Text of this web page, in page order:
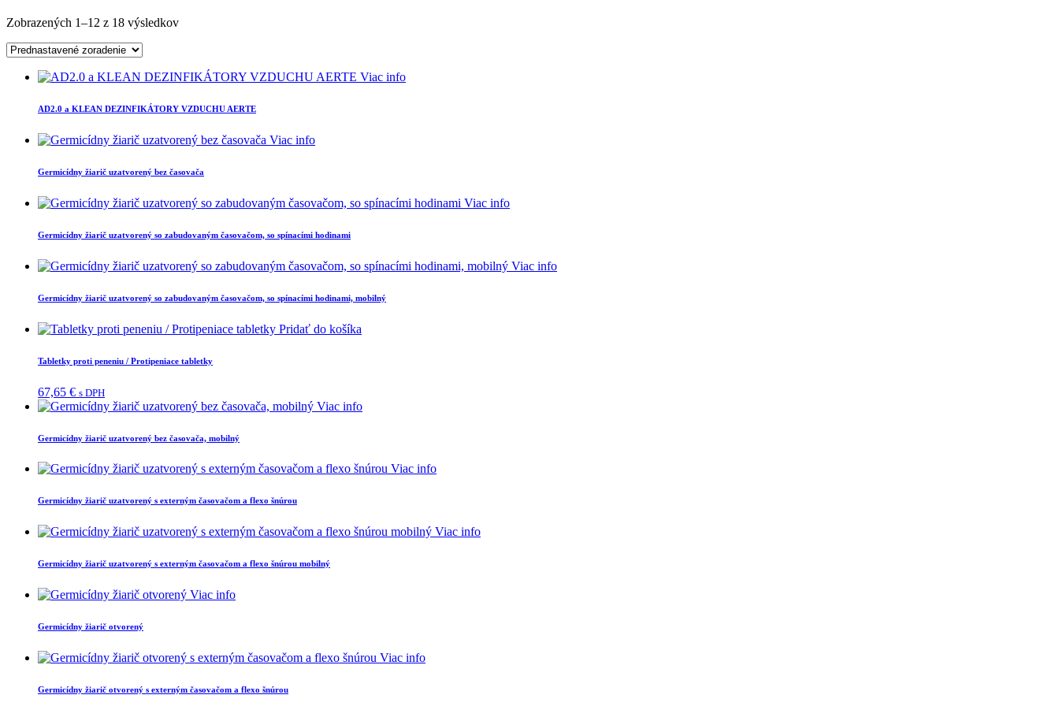
Zobrazených 1–12 z 18 výsledkov
Viac info
AD2.0 a KLEAN DEZINFIKÁTORY VZDUCHU AERTE
Viac info
Germicídny žiarič uzatvorený bez časovača
Viac info
Germicídny žiarič uzatvorený so zabudovaným časovačom, so spínacími hodinami
Viac info
Germicídny žiarič uzatvorený so zabudovaným časovačom, so spínacími hodinami, mobilný
Pridať do košíka
Tabletky proti peneniu / Protipeniace tabletky
67,65 € s DPH
Viac info
Germicídny žiarič uzatvorený bez časovača, mobilný
Viac info
Germicídny žiarič uzatvorený s externým časovačom a flexo šnúrou
Viac info
Germicídny žiarič uzatvorený s externým časovačom a flexo šnúrou mobilný
Viac info
Germicídny žiarič otvorený
Viac info
Germicídny žiarič otvorený s externým časovačom a flexo šnúrou